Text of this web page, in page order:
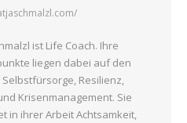
ist Life Coach. Ihre
liegen dabei auf den
Resilienz,
Krisenmanagement. Sie
in ihrer Arbeit Achtsamkeit,